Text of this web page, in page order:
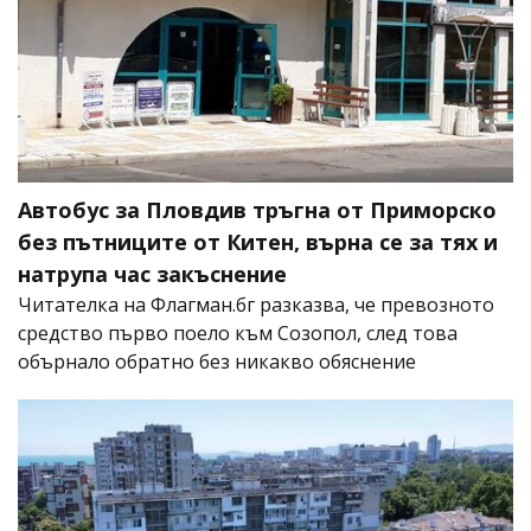
Автобус за Пловдив тръгна от Приморско
без пътниците от Китен, върна се за тях и
натрупа час закъснение
Читателка на Флагман.бг разказва, че превозното
средство първо поело към Созопол, след това
обърнало обратно без никакво обяснение